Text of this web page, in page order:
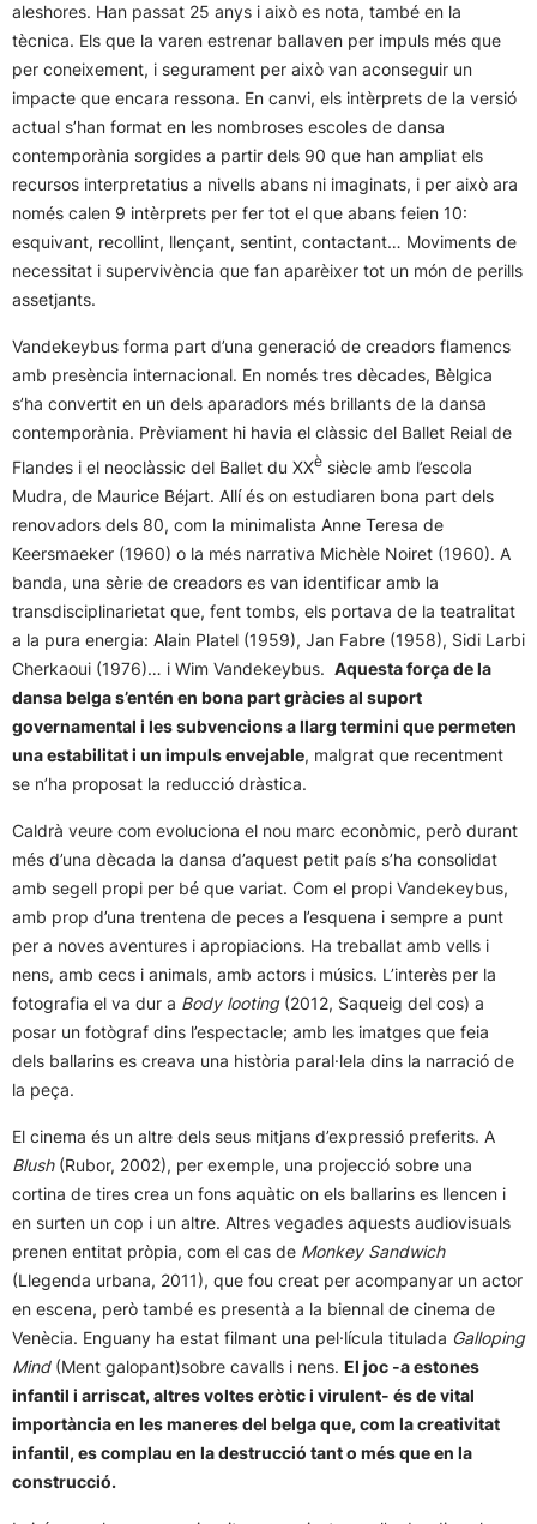
aleshores. Han passat 25 anys i això es nota, també en la
tècnica. Els que la varen estrenar ballaven per impuls més que
per coneixement, i segurament per això van aconseguir un
impacte que encara ressona. En canvi, els intèrprets de la versió
actual s’han format en les nombroses escoles de dansa
contemporània sorgides a partir dels 90 que han ampliat els
recursos interpretatius a nivells abans ni imaginats, i per això ara
només calen 9 intèrprets per fer tot el que abans feien 10:
esquivant, recollint, llençant, sentint, contactant… Moviments de
necessitat i supervivència que fan aparèixer tot un món de perills
assetjants.
Vandekeybus forma part d’una generació de creadors flamencs
amb presència internacional. En només tres dècades, Bèlgica
s’ha convertit en un dels aparadors més brillants de la dansa
contemporània. Prèviament hi havia el clàssic del Ballet Reial de
Flandes i el neoclàssic del Ballet du XXè siècle amb l’escola
Mudra, de Maurice Béjart. Allí és on estudiaren bona part dels
renovadors dels 80, com la minimalista Anne Teresa de
Keersmaeker (1960) o la més narrativa Michèle Noiret (1960). A
banda, una sèrie de creadors es van identificar amb la
transdisciplinarietat que, fent tombs, els portava de la teatralitat
a la pura energia: Alain Platel (1959), Jan Fabre (1958), Sidi Larbi
Cherkaoui (1976)… i Wim Vandekeybus. Aquesta força de la
dansa belga s’entén en bona part gràcies al suport
governamental i les subvencions a llarg termini que permeten
una estabilitat i un impuls envejable, malgrat que recentment
se n’ha proposat la reducció dràstica.
Caldrà veure com evoluciona el nou marc econòmic, però durant
més d’una dècada la dansa d’aquest petit país s’ha consolidat
amb segell propi per bé que variat. Com el propi Vandekeybus,
amb prop d’una trentena de peces a l’esquena i sempre a punt
per a noves aventures i apropiacions. Ha treballat amb vells i
nens, amb cecs i animals, amb actors i músics. L’interès per la
fotografia el va dur a Body looting(2012, Saqueig del cos) a
posar un fotògraf dins l’espectacle; amb les imatges que feia
dels ballarins es creava una història paral·lela dins la narració de
la peça.
El cinema és un altre dels seus mitjans d’expressió preferits. A
Blush(Rubor, 2002), per exemple, una projecció sobre una
cortina de tires crea un fons aquàtic on els ballarins es llencen i
en surten un cop i un altre. Altres vegades aquests audiovisuals
prenen entitat pròpia, com el cas de Monkey Sandwich
(Llegenda urbana, 2011), que fou creat per acompanyar un actor
en escena, però també es presentà a la biennal de cinema de
Venècia. Enguany ha estat filmant una pel·lícula titulada Galloping
Mind(Ment galopant)sobre cavalls i nens. El joc -a estones
infantil i arriscat, altres voltes eròtic i virulent- és de vital
importància en les maneres del belga que, com la creativitat
infantil, es complau en la destrucció tant o més que en la
construcció.